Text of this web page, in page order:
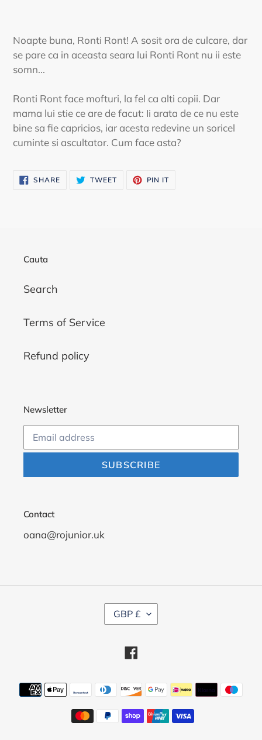
Noapte buna, Ronti Ront! A sosit ora de culcare, dar
se pare ca in aceasta seara lui Ronti Ront nu ii este
somn...
Ronti Ront face mofturi, la fel ca alti copii. Dar
mama lui stie ce are de facut: Ii arata de ce nu este
bine sa fie capricios, iar acesta redevine un soricel
cuminte si ascultator. Cum face asta?
SHARESHARE
ON
TWEETTWEET PIN IT
Cauta
Search
Terms of Service
Refund policy
Newsletter
SUBSCRIBE
Contact
oana@rojunior.uk
C
U
C
Y
GBP £
Facebook
Payment
methods